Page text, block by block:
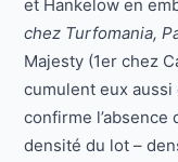
et Hankelow en
chez Turfomania,
Majesty (1er chez
cumulent eux
confirme l’absence
densité du lot –